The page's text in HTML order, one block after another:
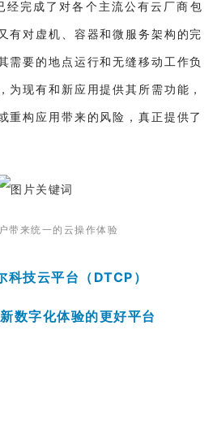
经完成了对各个主流公有云厂商包
有对虚机、容器和微服务架构的完
需要的地点运行和无缝移动工作负
为现有和新应用提供其所需功能，
重构应用带来的风险，真正提供了
带来统一的云操作体验
科技云平台（DTCP）
数字化体验的更好平台